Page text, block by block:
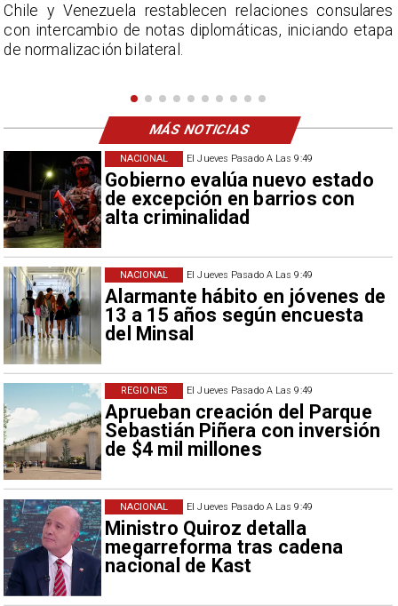
El Jueves Pasado A Las 9:49
Gobierno evalúa nuevo estado
de excepción en barrios con
alta criminalidad
NACIONAL
El Jueves Pasado A Las 9:49
Alarmante hábito en jóvenes de
13 a 15 años según encuesta
del Minsal
NACIONAL
El Jueves Pasado A Las 9:49
Aprueban creación del Parque
Sebastián Piñera con inversión
de $4 mil millones
REGIONES
El Jueves Pasado A Las 9:49
Ministro Quiroz detalla
megarreforma tras cadena
nacional de Kast
NACIONAL
La Confederación Nacional de Ferias Libres (ASOF)
considera inaceptable que se refieran a Fabiola
Campillai como 'señora de feria', expresión utilizada
MÁS NOTICIAS